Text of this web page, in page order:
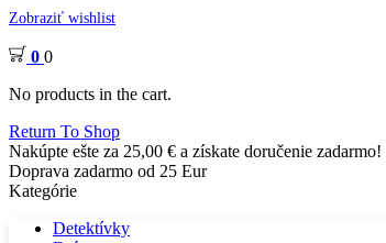
Zobraziť wishlist
0 0
No products in the cart.
Return To Shop
Nakúpte ešte za 25,00 € a získate doručenie zadarmo!
Doprava zadarmo od 25 Eur
Kategórie
Detektívky